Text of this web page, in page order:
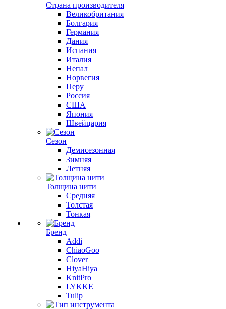
Страна производителя
Великобритания
Болгария
Германия
Дания
Испания
Италия
Непал
Норвегия
Перу
Россия
США
Япония
Швейцария
Сезон
Демисезонная
Зимняя
Летняя
Толщина нити
Средняя
Толстая
Тонкая
Бренд
Addi
ChiaoGoo
Clover
HiyaHiya
KnitPro
LYKKE
Tulip